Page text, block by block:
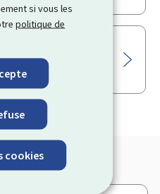
si vous les
politique de
cookies
certifié et
avec des
régime acquitté